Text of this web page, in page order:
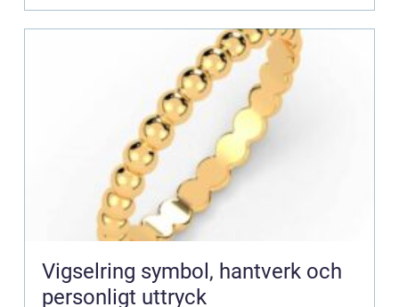
Vigselring symbol, hantverk och
personligt uttryck